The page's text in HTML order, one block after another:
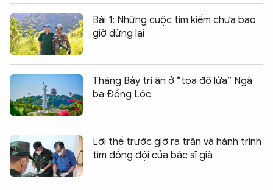
Bài 1: Những cuộc tìm kiếm chưa bao
giờ dừng lại
Tháng Bảy tri ân ở “tọa độ lửa” Ngã
ba Đồng Lộc
Lời thề trước giờ ra trận và hành trình
tìm đồng đội của bác sĩ già